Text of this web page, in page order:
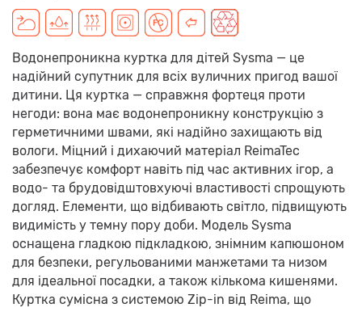
Водонепроникна куртка для дітей Sysma — це
надійний супутник для всіх вуличних пригод вашої
дитини. Ця куртка — справжня фортеця проти
негоди: вона має водонепроникну конструкцію з
герметичними швами, які надійно захищають від
вологи. Міцний і дихаючий матеріал ReimaTec
забезпечує комфорт навіть під час активних ігор, а
водо- та брудовідштовхуючі властивості спрощують
догляд. Елементи, що відбивають світло, підвищують
видимість у темну пору доби. Модель Sysma
оснащена гладкою підкладкою, знімним капюшоном
для безпеки, регульованими манжетами та низом
для ідеальної посадки, а також кількома кишенями.
Куртка сумісна з системою Zip-in від Reima, що